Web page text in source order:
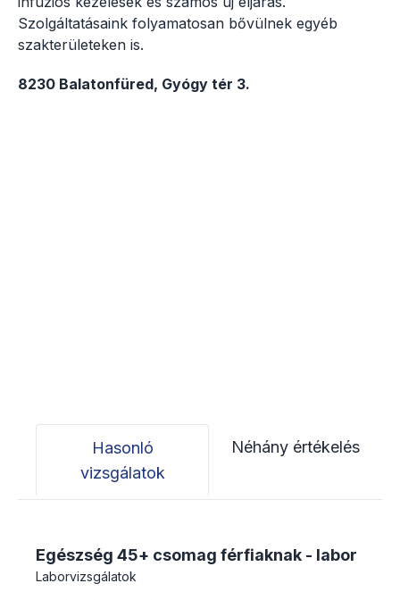
Szolgáltatásaink folyamatosan bővülnek egyéb
szakterületeken is.
8230 Balatonfüred, Gyógy tér 3.
Hasonló
vizsgálatok
Néhány értékelés
Egészség 45+ csomag férfiaknak - labor
Laborvizsgálatok